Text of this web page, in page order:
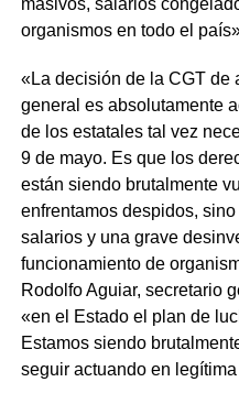
organismos en todo el
«La decisión de la CGT de
general es absolutamente
de los estatales tal vez
9 de mayo. Es que los
están siendo brutalmente
enfrentamos despidos,
salarios y una grave
funcionamiento de
Rodolfo Aguiar, secretario
«en el Estado el plan de
Estamos siendo
seguir actuando en